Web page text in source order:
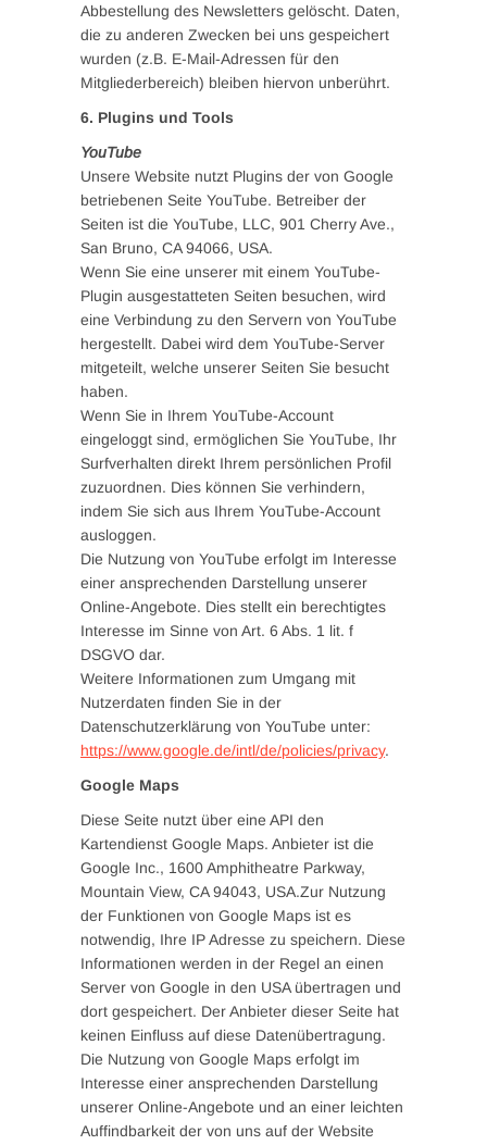
Abbestellung des Newsletters gelöscht. Daten,
die zu anderen Zwecken bei uns gespeichert
wurden (z.B. E-Mail-Adressen für den
Mitgliederbereich) bleiben hiervon unberührt.
6. Plugins und Tools
YouTube
Unsere Website nutzt Plugins der von Google
betriebenen Seite YouTube. Betreiber der
Seiten ist die YouTube, LLC, 901 Cherry Ave.,
San Bruno, CA 94066, USA.
Wenn Sie eine unserer mit einem YouTube-
Plugin ausgestatteten Seiten besuchen, wird
eine Verbindung zu den Servern von YouTube
hergestellt. Dabei wird dem YouTube-Server
mitgeteilt, welche unserer Seiten Sie besucht
haben.
Wenn Sie in Ihrem YouTube-Account
eingeloggt sind, ermöglichen Sie YouTube, Ihr
Surfverhalten direkt Ihrem persönlichen Profil
zuzuordnen. Dies können Sie verhindern,
indem Sie sich aus Ihrem YouTube-Account
ausloggen.
Die Nutzung von YouTube erfolgt im Interesse
einer ansprechenden Darstellung unserer
Online-Angebote. Dies stellt ein berechtigtes
Interesse im Sinne von Art. 6 Abs. 1 lit. f
DSGVO dar.
Weitere Informationen zum Umgang mit
Nutzerdaten finden Sie in der
Datenschutzerklärung von YouTube unter:
https://www.google.de/intl/de/policies/privacy.
Google Maps
Diese Seite nutzt über eine API den
Kartendienst Google Maps. Anbieter ist die
Google Inc., 1600 Amphitheatre Parkway,
Mountain View, CA 94043, USA.Zur Nutzung
der Funktionen von Google Maps ist es
notwendig, Ihre IP Adresse zu speichern. Diese
Informationen werden in der Regel an einen
Server von Google in den USA übertragen und
dort gespeichert. Der Anbieter dieser Seite hat
keinen Einfluss auf diese Datenübertragung.
Die Nutzung von Google Maps erfolgt im
Interesse einer ansprechenden Darstellung
unserer Online-Angebote und an einer leichten
Auffindbarkeit der von uns auf der Website